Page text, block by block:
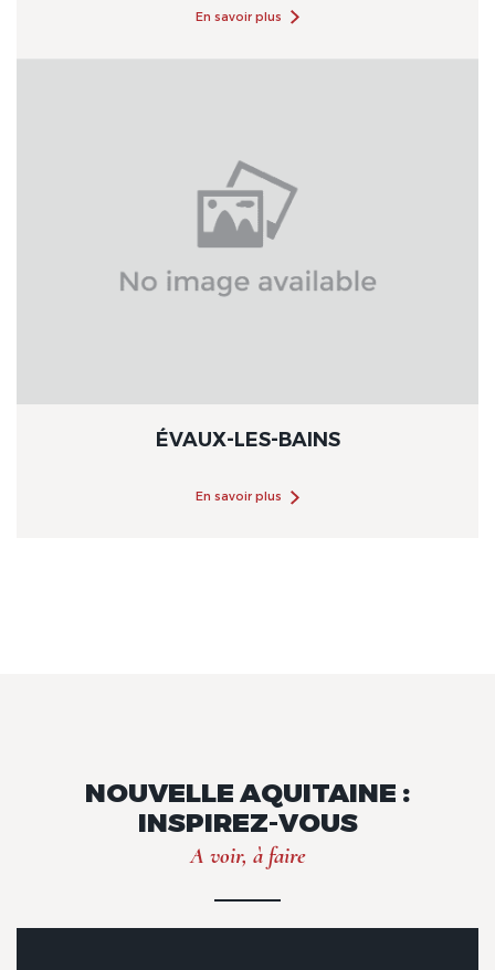
En savoir plus
ÉVAUX-LES-BAINS
En savoir plus
NOUVELLE AQUITAINE :
INSPIREZ-VOUS
A voir, à faire